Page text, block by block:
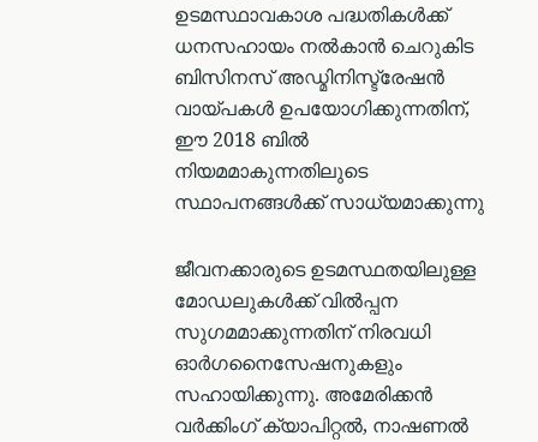
ഉടമസ്ഥാവകാശ പദ്ധതികൾക്ക്
ധനസഹായം നൽകാൻ ചെറുകിട
ബിസിനസ് അഡ്മിനിസ്ട്രേഷൻ
വായ്പകൾ ഉപയോഗിക്കുന്നതിന്,
ഈ 2018 ബിൽ
നിയമമാകുന്നതിലുടെ
സ്ഥാപനങ്ങൾക്ക് സാധ്യമാക്കുന്നു
ജീവനക്കാരുടെ ഉടമസ്ഥതയിലുള്ള
മോഡലുകള്‍ക്ക് വിൽപ്പന
സുഗമമാക്കുന്നതിന് നിരവധി
ഓർഗനൈസേഷനുകളും
സഹായിക്കുന്നു. അമേരിക്കൻ
വർക്കിംഗ് ക്യാപിറ്റൽ, നാഷണൽ